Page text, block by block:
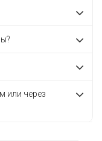
или через